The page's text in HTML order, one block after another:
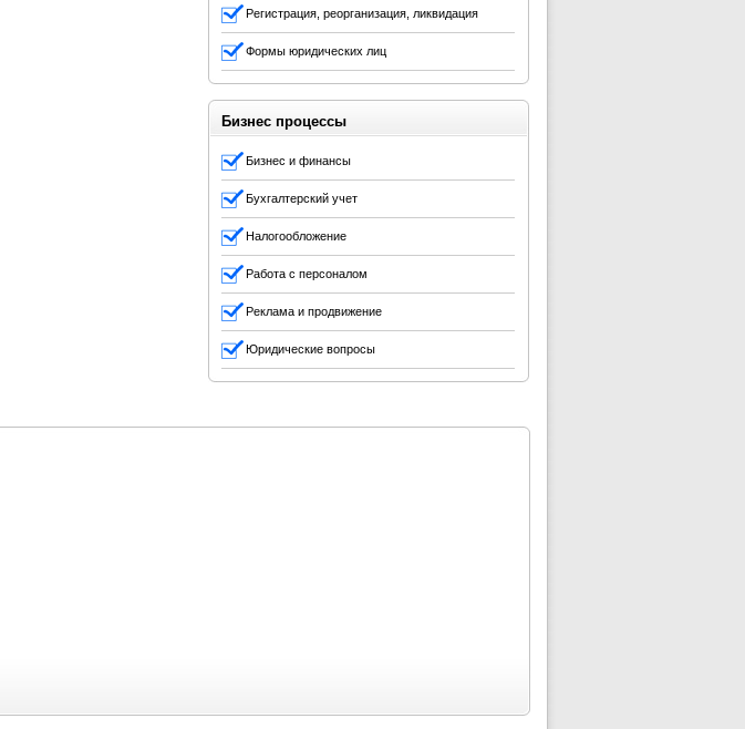
Регистрация, реорганизация, ликвидация
Формы юридических лиц
Бизнес процессы
Бизнес и финансы
Бухгалтерский учет
Налогообложение
Работа с персоналом
Реклама и продвижение
Юридические вопросы